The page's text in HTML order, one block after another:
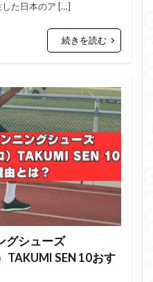
た日本のア […]
続きを読む
グシューズ
TAKUMI SEN 10おす